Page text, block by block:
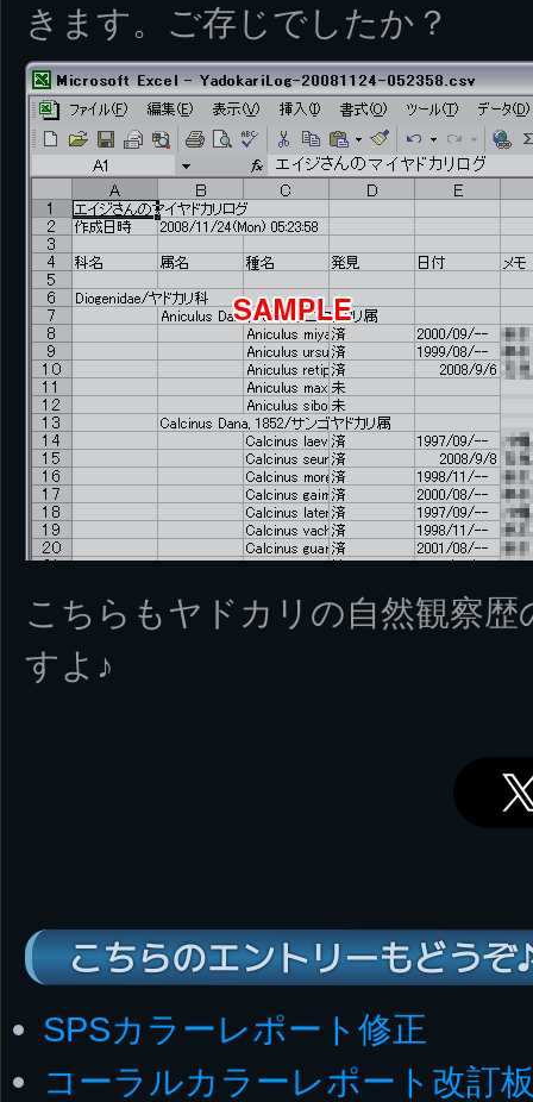
きます。ご存じでしたか？
こちらもヤドカリの自然観察
すよ♪
こちらのエントリーもどうぞ
SPSカラーレポート修正
コーラルカラーレポート改訂